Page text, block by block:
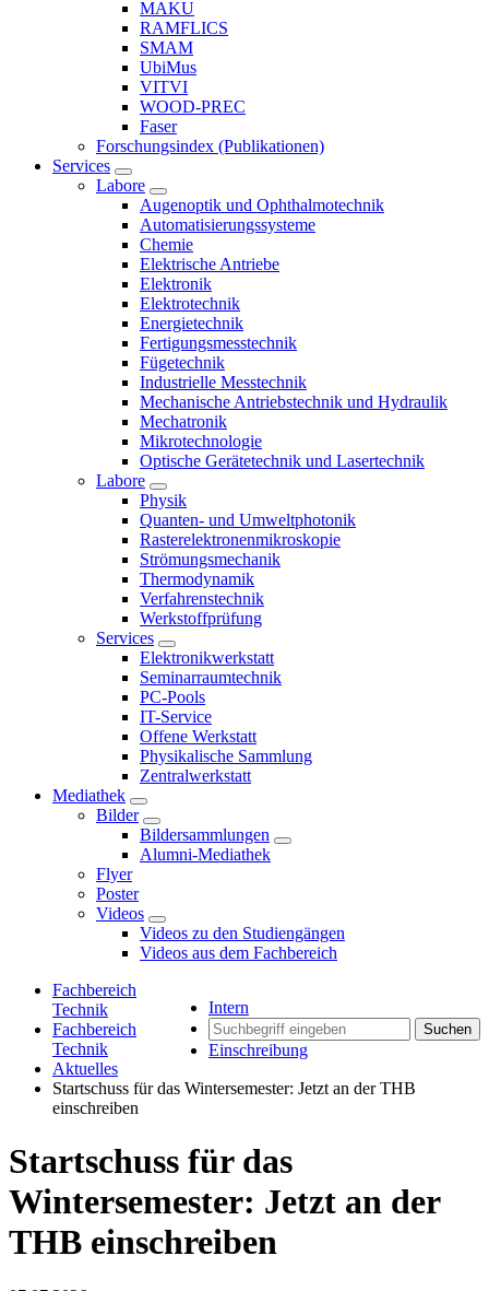
MAKU
RAMFLICS
SMAM
UbiMus
VITVI
WOOD-PREC
Faser
Forschungsindex (Publikationen)
Services
Labore
Augenoptik und Ophthalmotechnik
Automatisierungssysteme
Chemie
Elektrische Antriebe
Elektronik
Elektrotechnik
Energietechnik
Fertigungsmesstechnik
Fügetechnik
Industrielle Messtechnik
Mechanische Antriebstechnik und Hydraulik
Mechatronik
Mikrotechnologie
Optische Gerätetechnik und Lasertechnik
Labore
Physik
Quanten- und Umweltphotonik
Rasterelektronenmikroskopie
Strömungsmechanik
Thermodynamik
Verfahrenstechnik
Werkstoffprüfung
Services
Elektronikwerkstatt
Seminarraumtechnik
PC-Pools
IT-Service
Offene Werkstatt
Physikalische Sammlung
Zentralwerkstatt
Mediathek
Bilder
Bildersammlungen
Alumni-Mediathek
Flyer
Poster
Videos
Videos zu den Studiengängen
Videos aus dem Fachbereich
Intern
Suchen
Einschreibung
Fachbereich
Technik
Fachbereich
Technik
Aktuelles
Startschuss für das Wintersemester: Jetzt an der THB
einschreiben
Startschuss für das
Wintersemester: Jetzt an der
THB einschreiben